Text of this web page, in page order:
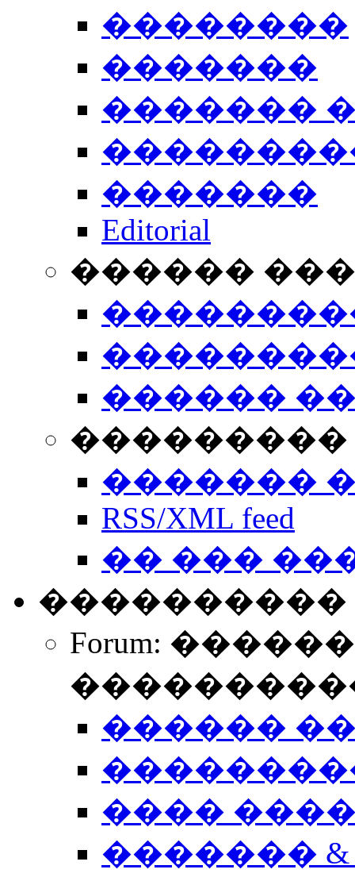
��������
�������
�������
�������
Editorial
������
������
���������
�������
RSS/XML feed
�� ���
����������
Forum:
������
����
�������